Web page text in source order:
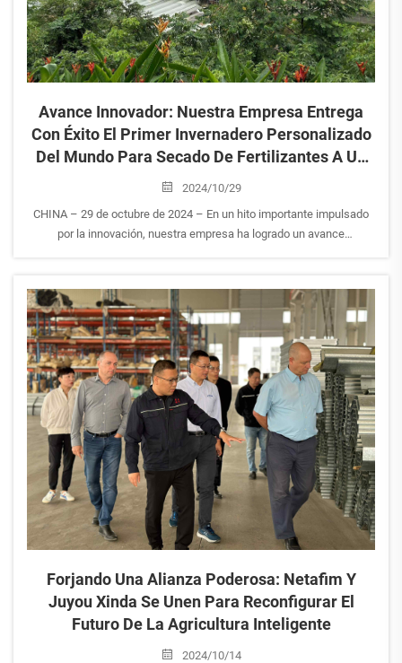
Avance Innovador: Nuestra Empresa Entrega
Con Éxito El Primer Invernadero Personalizado
Del Mundo Para Secado De Fertilizantes A Un
Cliente Malasio
2024/10/29
CHINA – 29 de octubre de 2024 – En un hito importante impulsado
por la innovación, nuestra empresa ha logrado un avance
través de nuestro ...
Forjando Una Alianza Poderosa: Netafim Y
Juyou Xinda Se Unen Para Reconfigurar El
Futuro De La Agricultura Inteligente
2024/10/14